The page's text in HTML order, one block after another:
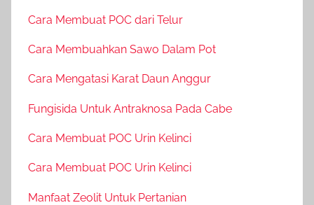
Cara Membuat POC dari Telur
Cara Membuahkan Sawo Dalam Pot
Cara Mengatasi Karat Daun Anggur
Fungisida Untuk Antraknosa Pada Cabe
Cara Membuat POC Urin Kelinci
Cara Membuat POC Urin Kelinci
Manfaat Zeolit Untuk Pertanian